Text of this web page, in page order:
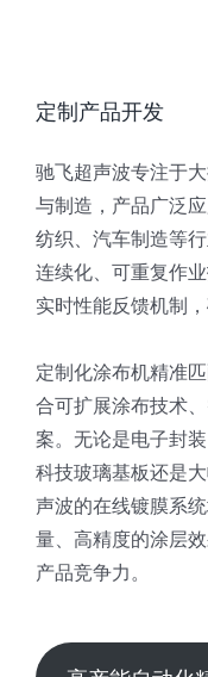
定制产品开发
驰飞超声波专注于
与制造，产品广泛
纺织、汽车制造等
连续化、可重复作
实时性能反馈机制
定制化涂布机精准
合可扩展涂布技术
案。无论是电子封
科技玻璃基板还是
声波的在线镀膜系
量、高精度的涂层
产品竞争力。